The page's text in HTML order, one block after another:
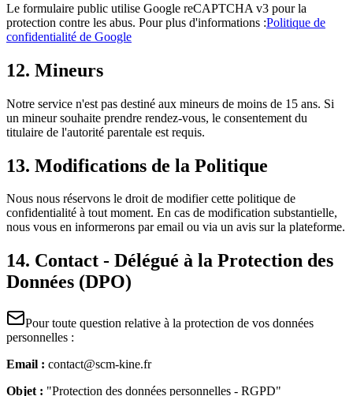
Le formulaire public utilise Google reCAPTCHA v3 pour la
protection contre les abus. Pour plus d'informations :Politique de
confidentialité de Google
12. Mineurs
Notre service n'est pas destiné aux mineurs de moins de 15 ans. Si
un mineur souhaite prendre rendez-vous, le consentement du
titulaire de l'autorité parentale est requis.
13. Modifications de la Politique
Nous nous réservons le droit de modifier cette politique de
confidentialité à tout moment. En cas de modification substantielle,
nous vous en informerons par email ou via un avis sur la plateforme.
14. Contact - Délégué à la Protection des
Données (DPO)
Pour toute question relative à la protection de vos données
personnelles :
Email : contact@scm-kine.fr
Objet : "Protection des données personnelles - RGPD"